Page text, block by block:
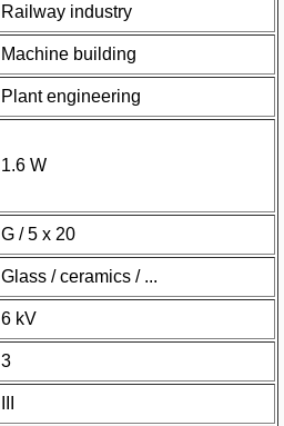
Railway industry
Machine building
Plant engineering
1.6 W
G / 5 x 20
Glass / ceramics / ...
6 kV
3